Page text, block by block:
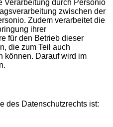
Verarbeitung durch Personio
zwischen der
Zudem verarbeitet die
ihrer
für den Betrieb dieser
die zum Teil auch
können. Darauf wird im
des Datenschutzrechts ist: